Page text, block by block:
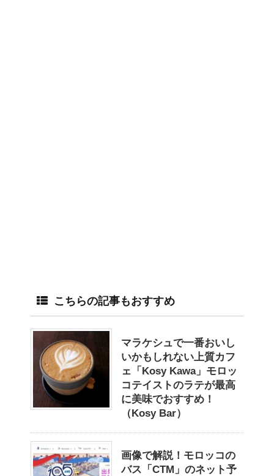
こちらの記事もおすすめ
マラケシュで一番おいし
いかもしれない上質カフ
ェ「Kosy Kawa」モロッ
コテイストのラテが最高
に美味でおすすめ！
（Kosy Bar）
画像で解説！モロッコの
バス「CTM」のネット予